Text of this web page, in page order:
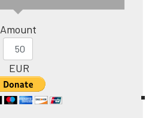
Amount
EUR